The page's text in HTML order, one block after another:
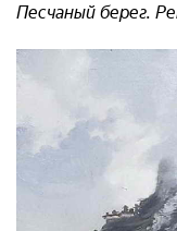
Песчаный берег.